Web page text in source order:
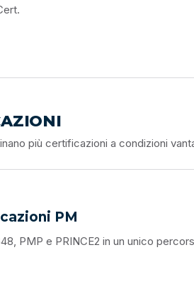
più certificazioni a condizioni
PM
PMP e PRINCE2 in un unico